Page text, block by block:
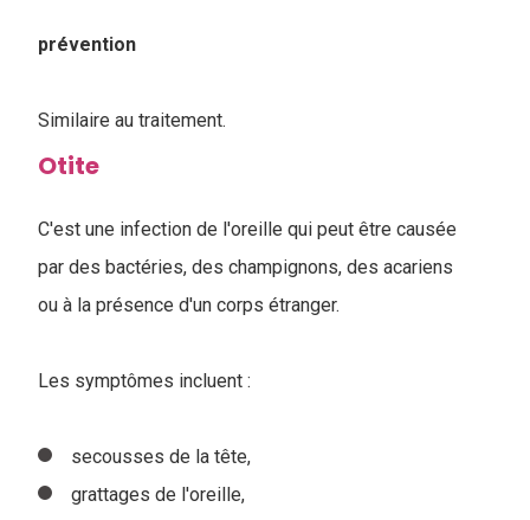
prévention
Similaire au traitement.
Otite
C'est une infection de l'oreille qui peut être causée
par des bactéries, des champignons, des acariens
ou à la présence d'un corps étranger.
Les symptômes incluent :
secousses de la tête,
grattages de l'oreille,